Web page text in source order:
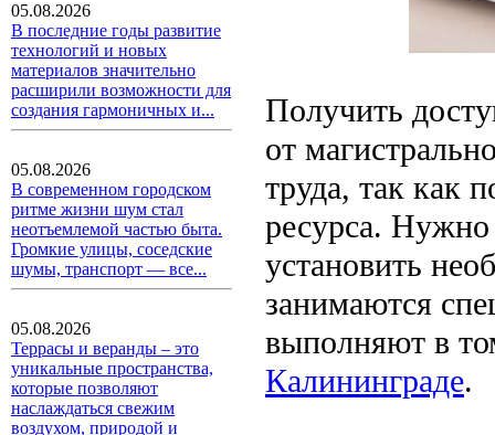
05.08.2026
В последние годы развитие
технологий и новых
материалов значительно
расширили возможности для
создания гармоничных и...
05.08.2026
В современном городском
ритме жизни шум стал
неотъемлемой частью быта.
Громкие улицы, соседские
шумы, транспорт — все...
05.08.2026
Террасы и веранды – это
уникальные пространства,
которые позволяют
наслаждаться свежим
воздухом, природой и
Получить
от
труда, так как
ресурса. Нужно
установить
занимаются
выполняют в
Калининграде.